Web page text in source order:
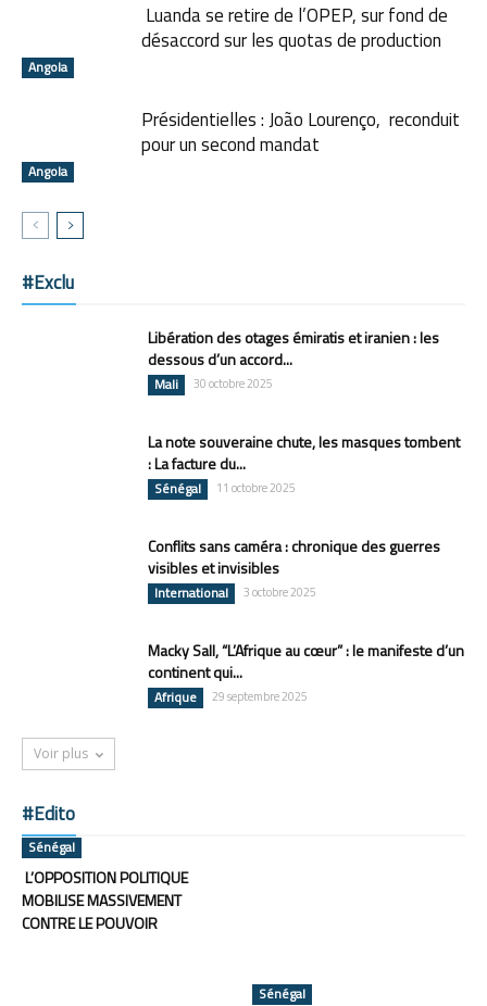
Angola
Luanda se retire de l’OPEP, sur fond de
désaccord sur les quotas de production
Angola
Présidentielles : João Lourenço, reconduit
pour un second mandat
#Exclu
Libération des otages émiratis et iranien : les
dessous d’un accord...
Mali 30 octobre 2025
La note souveraine chute, les masques tombent
: La facture du...
Sénégal 11 octobre 2025
Conflits sans caméra : chronique des guerres
visibles et invisibles
International 3 octobre 2025
Macky Sall, “L’Afrique au cœur” : le manifeste d’un
continent qui...
Afrique 29 septembre 2025
Voir plus
#Edito
Sénégal
L’OPPOSITION POLITIQUE
MOBILISE MASSIVEMENT
CONTRE LE POUVOIR
Sénégal